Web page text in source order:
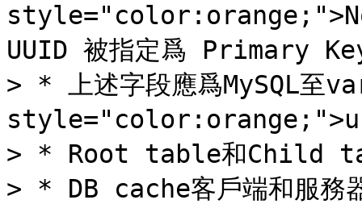
UUID 被指定爲 Primary
> * 上述字段應爲MySQL至
> * Root table和Child
> * DB cache客戶端和服務